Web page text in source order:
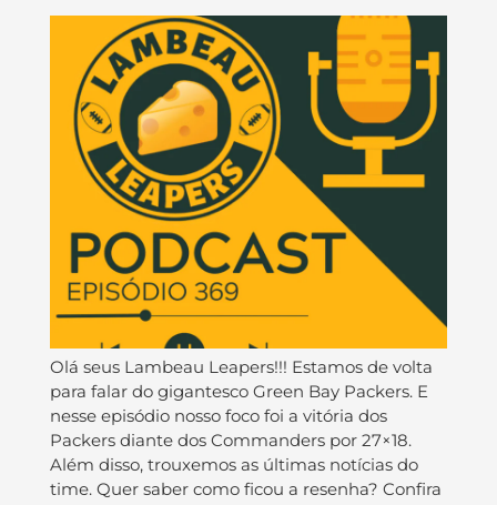
Olá seus Lambeau Leapers!!! Estamos de volta
para falar do gigantesco Green Bay Packers. E
nesse episódio nosso foco foi a vitória dos
Packers diante dos Commanders por 27×18.
Além disso, trouxemos as últimas notícias do
time. Quer saber como ficou a resenha? Confira